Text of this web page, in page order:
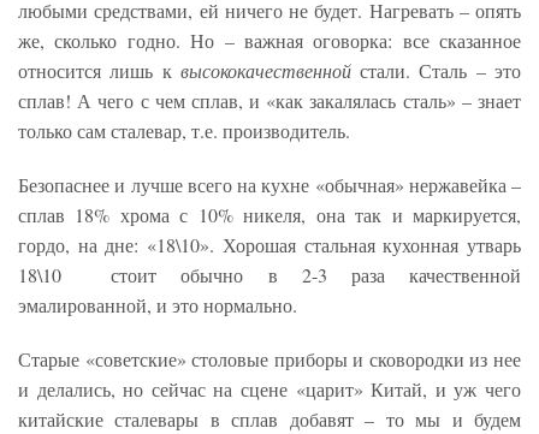
любыми средствами, ей ничего не будет. Нагревать – опять
же, сколько годно. Но – важная оговорка: все сказанное
относится лишь к высококачественнойстали. Сталь – это
сплав! А чего с чем сплав, и «как закалялась сталь» – знает
только сам сталевар, т.е. производитель.
Безопаснее и лучше всего на кухне «обычная» нержавейка –
сплав 18% хрома с 10% никеля, она так и маркируется,
гордо, на дне: «18\10». Хорошая стальная кухонная утварь
18\10 стоит обычно в 2-3 раза качественной
эмалированной, и это нормально.
Старые «советские» столовые приборы и сковородки из нее
и делались, но сейчас на сцене «царит» Китай, и уж чего
китайские сталевары в сплав добавят – то мы и будем